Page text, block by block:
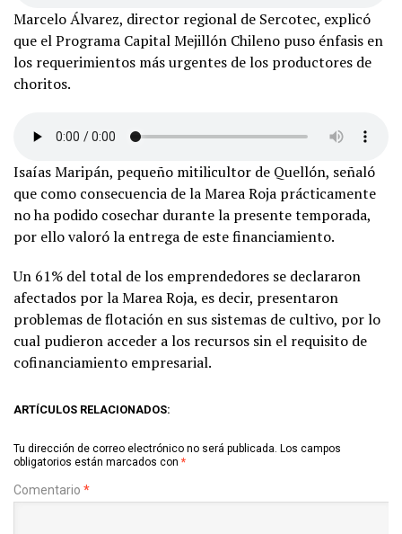
Marcelo Álvarez, director regional de Sercotec, explicó
que el Programa Capital Mejillón Chileno puso énfasis en
los requerimientos más urgentes de los productores de
choritos.
Isaías Maripán, pequeño mitilicultor de Quellón, señaló
que como consecuencia de la Marea Roja prácticamente
no ha podido cosechar durante la presente temporada,
por ello valoró la entrega de este financiamiento.
Un 61% del total de los emprendedores se declararon
afectados por la Marea Roja, es decir, presentaron
problemas de flotación en sus sistemas de cultivo, por lo
cual pudieron acceder a los recursos sin el requisito de
cofinanciamiento empresarial.
ARTÍCULOS RELACIONADOS:
Tu dirección de correo electrónico no será publicada. Los campos
obligatorios están marcados con *
Comentario *